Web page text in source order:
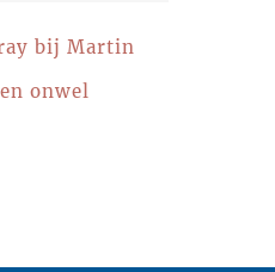
bij Martin
onwel